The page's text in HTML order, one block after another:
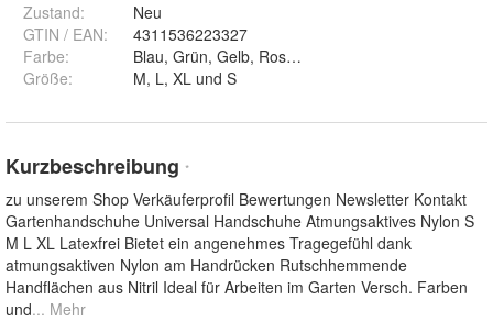
Zustand:
Neu
GTIN / EAN:
4311536223327
Farbe:
Größe: M, L, XL und S
Kurzbeschreibung *
zu unserem Shop Verkäuferprofil Bewertungen Newsletter Kontakt
Gartenhandschuhe Universal Handschuhe Atmungsaktives Nylon S
M L XL Latexfrei Bietet ein angenehmes Tragegefühl dank
atmungsaktiven Nylon am Handrücken Rutschhemmende
Handflächen aus Nitril Ideal für Arbeiten im Garten Versch. Farben
und... Mehr